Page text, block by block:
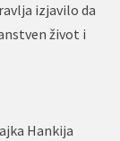
izjavilo da
život i
Hankija